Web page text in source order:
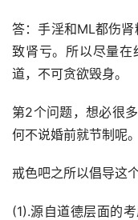
答：手淫和ML都伤
致肾亏。所以尽量
道，不可贪欲毁身。
第2个问题，想必很
何不说婚前就节制呢。
戒色吧之所以倡导这
(1).源自道德层面的